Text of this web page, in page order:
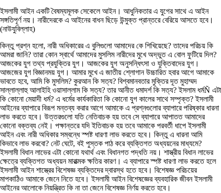
ইসলামী আইন একটি বৈষম্যমূলক সেকেলে আইন। আধুনিকতার এ যুগের সাথে এ আইন
সঙ্গতিপূর্ণ নয়। নারীদেরকে এ আইনের বাধন ছিড়ে উন্মুক্ত প্রান্তরে বেরিয়ে আসতে হবে।
(নাউযুবিল্লাহ)
কিন্তু প্রশ্ন হলো, নারী অধিকারের এ বুলিগুলো আমাদের কে শিখিয়েছে? তাদের পরিচয় কি
আমরা জানি? তারা কোন স্বার্থে আমাদের মুসলিম নারীদের মুখে অদ্ভুত এ বোল ফুটিয়ে দিল?
আজকের যুগ তথ্য প্রযুক্তির যুগ। আজকের যুগ অনুসন্ধিৎসা ও যুক্তিবাদের যুগ।
আজজের যুগ বিজ্ঞানময় যুগ। আমার মুখে এ জাতীয় শ্লোগান উচ্চারিত হবার আগে আমাকে
ভাবতে হবে, আমি কি মুসলিম? কুরআন কি সত্য? বিশ্বমানবতার মুক্তির দূত মুহাম্মদ
সাল্লাল্লাহু আলাইহি ওয়াসাল্লাম কি সত্য? তার আনীত ধমাদর্শ কি সত্য? ইসলাম ধর্মÑ এটা
কি কোনো মেয়াদী ধর্ম? এ ধর্মের কার্যকারিতা কি কোনো যুগ কালের সাথে সম্পৃক্ত? ইসলামী
আইনের ব্যাপারে বিরূপ মন্তব্য করার আগে আমাকে এ প্রশ্নগুলোর ব্যাপারে পরিষ্কার ধারনা
লাভ করতে হবে। উত্তরগুলো যতি নেতিবাচক হয় তবে সে ব্যাপারে আপাতত আমাদের
কোনো বক্তব্য নেই। পক্ষান্তরে যদি ইতিবাচক হয় তবে আমাকে পরবর্তী ধাপে ইসলামী
আইন এবং নারী অধিকার সম্বন্ধে স্পষ্ট ধারণা লাভ করতে হবে। কিন্তু এ ধারনা আমি
কিভাবে লাভ করবো? নেট ঘেটে, বই পুস্তক পাঠ করে ব্যক্তিগত অধ্যয়নের মাধ্যমে?
ইসলামী বিধান লাভের এটা কোনো যথার্থ এবং বিধানগত পদ্ধতি নয়। শাস্ত্রীয় বিধান লাভের
ক্ষেত্রে ব্যক্তিগত অধ্যয়ন মারাত্মক ক্ষতির কারণ। এ ব্যাপারে স্পষ্ট ধারণা লাভ করতে হলে
ইসলামী আইন শাস্ত্রের বিশেষজ্ঞ ব্যক্তিদের দ্বারস্থ হতে হবে। বিশেষজ্ঞ পরিচয়ের
মাপকাঠিও আমাকে জেনে নিতে হবে। ইসলামী আইন বিশেষজ্ঞের ব্যবহারিক জীবন ইসলামী
আইনের আলোকে নিয়ন্ত্রিত কি না তা জেনে বিশেষজ্ঞ নির্ণয় করতে হবে।